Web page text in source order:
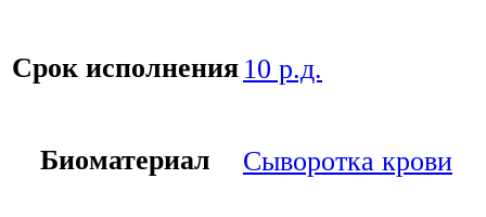
Срок исполнения 10 р.д.
Биоматериал Сыворотка крови